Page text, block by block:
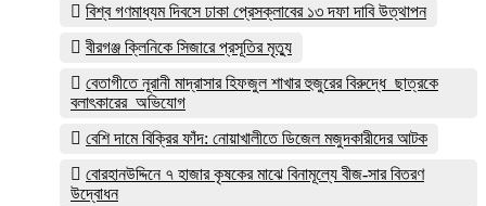
বিশ্ব গণমাধ্যম দিবসে ঢাকা প্রেসক্লাবের ১৩ দফা দাবি উত্থাপন
বীরগঞ্জ ক্লিনিকে সিজারে প্রসূতির মৃত্যু
বেতাগীতে নূরানী মাদ্রাসার হিফজুল শাখার হুজুরের বিরুদ্ধে ছাত্রকে
বলাৎকারের অভিযোগ
বেশি দামে বিক্রির ফাঁদ: নোয়াখালীতে ডিজেল মজুদকারীদের আটক
বোরহানউদ্দিনে ৭ হাজার কৃষকের মাঝে বিনামূল্যে বীজ-সার বিতরণ
উদ্বোধন